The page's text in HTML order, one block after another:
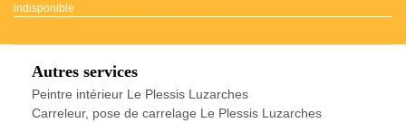
indisponible
Autres services
Peintre intérieur Le Plessis Luzarches
Carreleur, pose de carrelage Le Plessis Luzarches